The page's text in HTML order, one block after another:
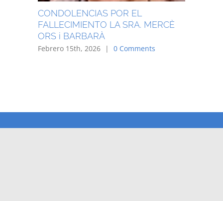
CONDOLENCIAS POR EL
FALLECIMIENTO LA SRA. MERCÈ
ORS i BARBARÀ
Febrero 15th, 2026 | 0 Comments